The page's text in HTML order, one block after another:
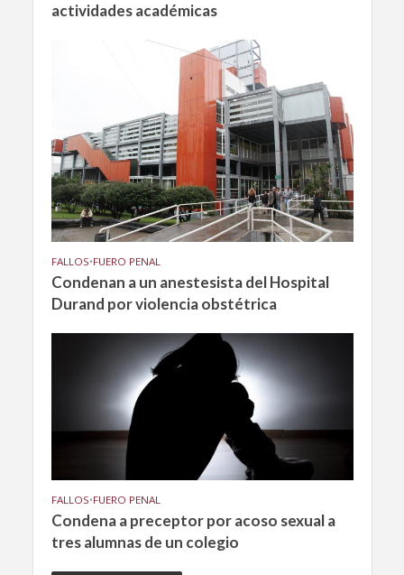
actividades académicas
FALLOS•FUERO PENAL
Condenan a un anestesista del Hospital
Durand por violencia obstétrica
FALLOS•FUERO PENAL
Condena a preceptor por acoso sexual a
tres alumnas de un colegio